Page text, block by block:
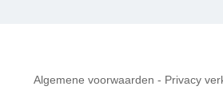
Algemene voorwaarden - Privacy